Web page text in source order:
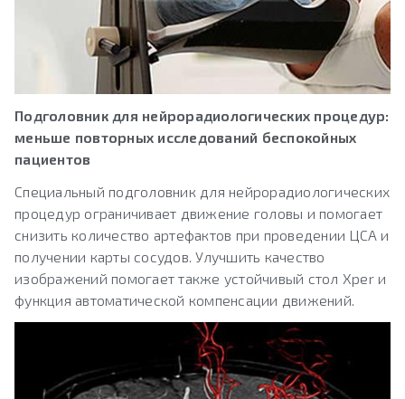
Подголовник для нейрорадиологических процедур:
меньше повторных исследований беспокойных
пациентов
Специальный подголовник для нейрорадиологических
процедур ограничивает движение головы и помогает
снизить количество артефактов при проведении ЦСА и
получении карты сосудов. Улучшить качество
изображений помогает также устойчивый стол Xper и
функция автоматической компенсации движений.